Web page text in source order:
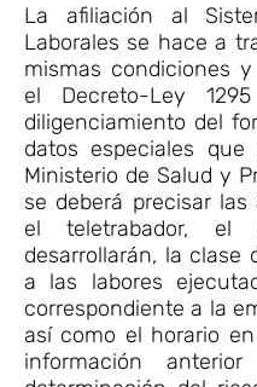
La afiliación al
Laborales se hace a
mismas condiciones
el Decreto-Ley
diligenciamiento del
datos especiales
Ministerio de Salud y
se deberá precisar
el teletrabador,
desarrollarán, la clase
a las labores
correspondiente a la
así como el horario
información